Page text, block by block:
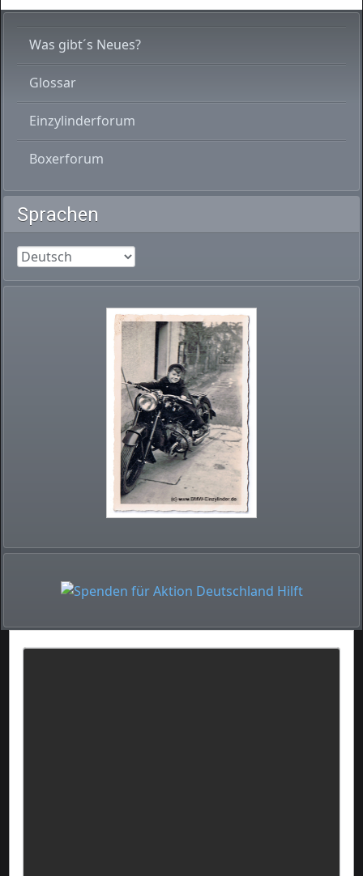
Was gibt´s Neues?
Glossar
Einzylinderforum
Boxerforum
Sprachen